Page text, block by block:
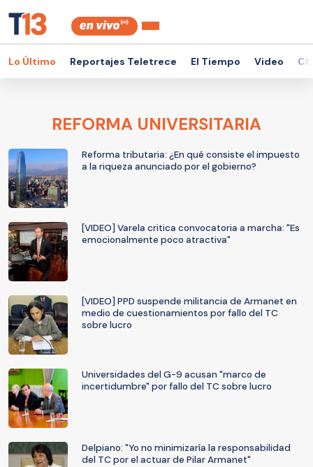
Lo Último Reportajes Teletrece El Tiempo Video
REFORMA UNIVERSITARIA
Reforma tributaria: ¿En qué consiste el impuesto
a la riqueza anunciado por el gobierno?
[VIDEO] Varela critica convocatoria a marcha: "Es
emocionalmente poco atractiva"
[VIDEO] PPD suspende militancia de Armanet en
medio de cuestionamientos por fallo del TC
sobre lucro
Universidades del G-9 acusan "marco de
incertidumbre" por fallo del TC sobre lucro
Delpiano: "Yo no minimizaría la responsabilidad
del TC por el actuar de Pilar Armanet"